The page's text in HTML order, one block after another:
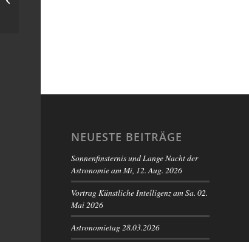
NEUESTE BEITRÄGE
Sonnenfinsternis und Lange Nacht der
Astronomie am Mi, 12. Aug. 2026
Vortrag Künstliche Intelligenz am Sa. 02.
Mai 2026
Astronomietag 28.03.2026